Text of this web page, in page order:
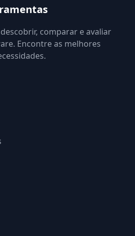
comparar e avaliar
Encontre as melhores